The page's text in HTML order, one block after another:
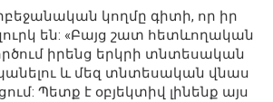
կողմը գիտի, որ իր
են: «Բայց շատ հետևողական
իրենց երկրի տնտեսական
և մեզ տնտեսական վնաս
Պետք է օբյեկտիվ լինենք այս